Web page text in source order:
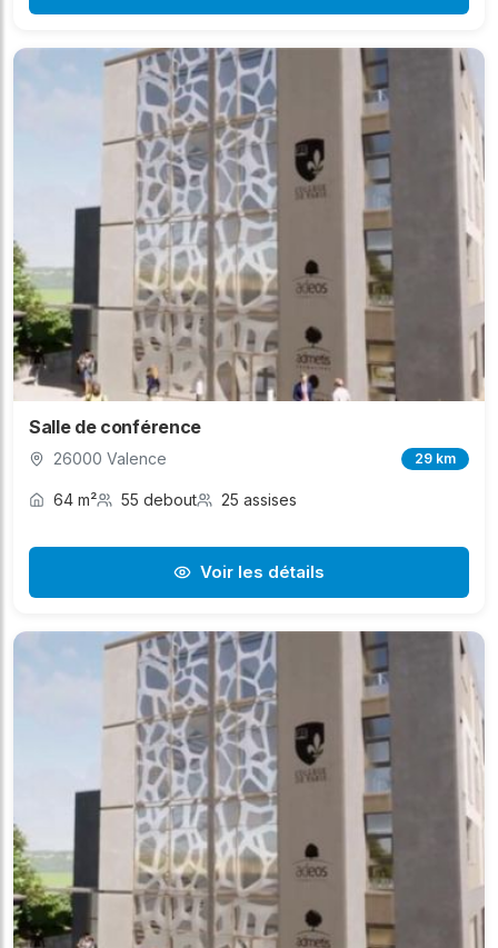
Salle de conférence
26000 Valence 29 km
64 m² 55 debout 25 assises
Voir les détails